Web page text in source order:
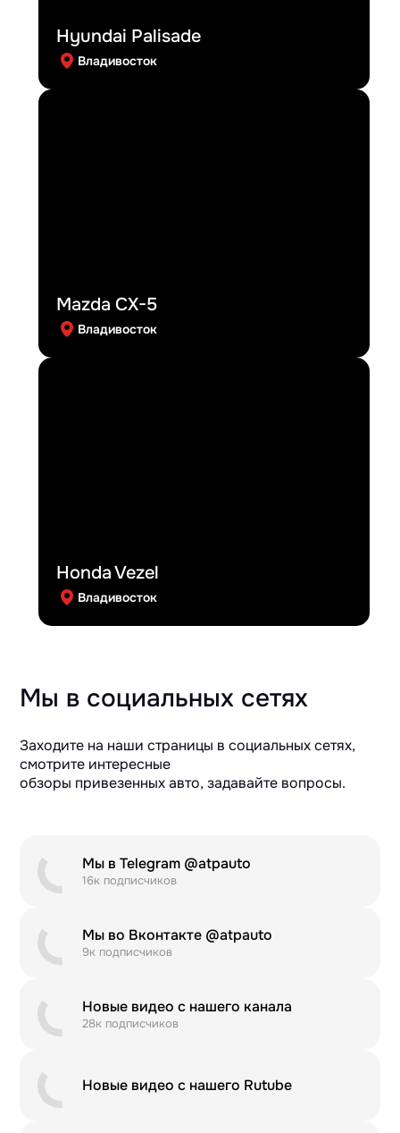
Hyundai Palisade
Владивосток
Mazda CX-5
Владивосток
Honda Vezel
Владивосток
Мы в социальных сетях
Заходите на наши страницы в социальных сетях,
смотрите интересные
обзоры привезенных авто, задавайте вопросы.
Мы в Telegram @atpauto
16к подписчиков
Мы во Вконтакте @atpauto
9к подписчиков
Новые видео с нашего канала
28к подписчиков
Новые видео с нашего Rutube